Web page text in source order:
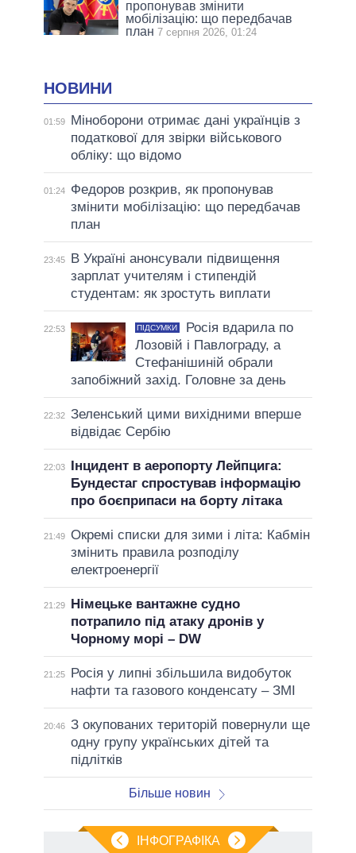
пропонував змінити
мобілізацію: що передбачав
план 7 серпня 2026, 01:24
НОВИНИ
01:59
Міноборони отримає дані українців з
податкової для звірки військового
обліку: що відомо
01:24
Федоров розкрив, як пропонував
змінити мобілізацію: що передбачав
план
23:45
В Україні анонсували підвищення
зарплат учителям і стипендій
студентам: як зростуть виплати
22:53 ПІДСУМКИ
Росія вдарила по
Лозовій і Павлограду, а
Стефанішиній обрали
запобіжний захід. Головне за день
22:32 Зеленський цими вихідними вперше
відвідає Сербію
22:03
Інцидент в аеропорту Лейпцига:
Бундестаг спростував інформацію
про боєприпаси на борту літака
21:49 Окремі списки для зими і літа: Кабмін
змінить правила розподілу
електроенергії
21:29
Німецьке вантажне судно
потрапило під атаку дронів у
Чорному морі – DW
21:25
Росія у липні збільшила видобуток
нафти та газового конденсату – ЗМІ
20:46 З окупованих територій повернули ще
одну групу українських дітей та
підлітків
Більше новин
ІНФОГРАФІКА